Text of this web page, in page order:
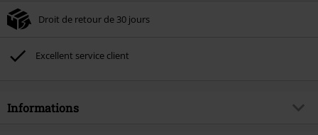
Droit de retour de 30 jours
Excellent service client
Informations